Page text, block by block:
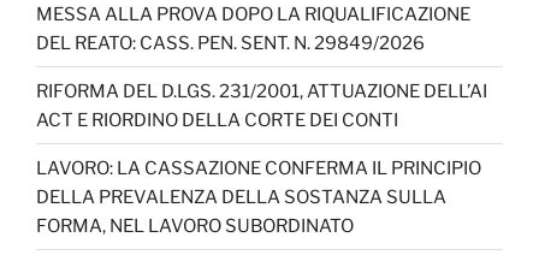
k
C
h
a
n
n
el
MESSA ALLA PROVA DOPO LA RIQUALIFICAZIONE
DEL REATO: CASS. PEN. SENT. N. 29849/2026
RIFORMA DEL D.LGS. 231/2001, ATTUAZIONE DELL’AI
ACT E RIORDINO DELLA CORTE DEI CONTI
LAVORO: LA CASSAZIONE CONFERMA IL PRINCIPIO
DELLA PREVALENZA DELLA SOSTANZA SULLA
FORMA, NEL LAVORO SUBORDINATO